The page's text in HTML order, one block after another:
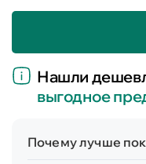
Нашли
выгодное
Почему лучше